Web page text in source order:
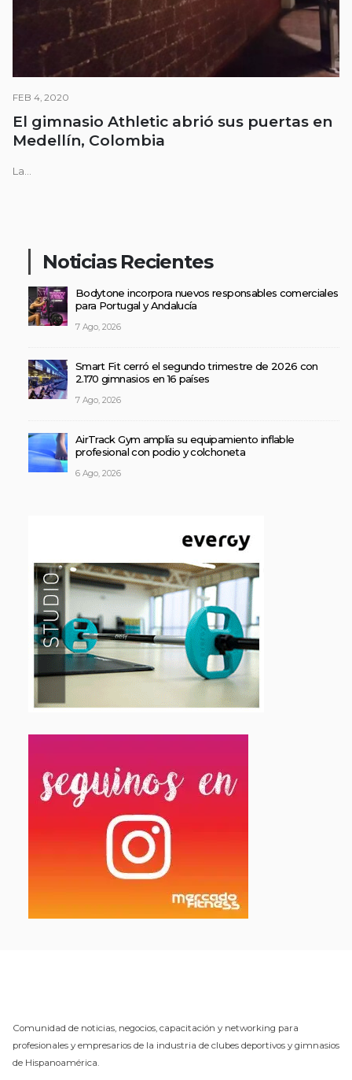
FEB 4, 2020
El gimnasio Athletic abrió sus puertas en
Medellín, Colombia
La...
Noticias Recientes
Bodytone incorpora nuevos responsables comerciales
para Portugal y Andalucía
7 Ago, 2026
Smart Fit cerró el segundo trimestre de 2026 con
2.170 gimnasios en 16 países
7 Ago, 2026
AirTrack Gym amplía su equipamiento inflable
profesional con podio y colchoneta
6 Ago, 2026
Comunidad de noticias, negocios, capacitación y networking para
profesionales y empresarios de la industria de clubes deportivos y gimnasios
de Hispanoamérica.